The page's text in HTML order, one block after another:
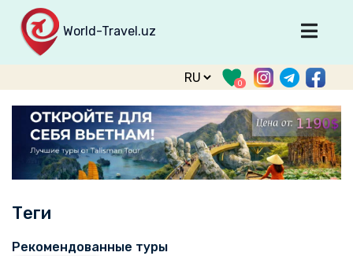
World-Travel.uz
Главная
Направления
Туры
Тур. фирмы
Табло прилета
0
Теги
Рекомендованные туры